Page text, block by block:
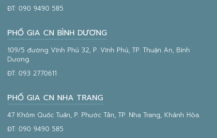
ĐT: 090 9490 585
PHỐ GIA CN BÌNH DƯƠNG
109/5 đường Vĩnh Phú 32, P. Vĩnh Phú, TP. Thuận An, Bình
Dương.
ĐT: 093 2770611
PHỐ GIA CN NHA TRANG
47 Khóm Quốc Tuấn, P. Phước Tân, TP. Nha Trang, Khánh Hòa.
ĐT: 090 9490 585